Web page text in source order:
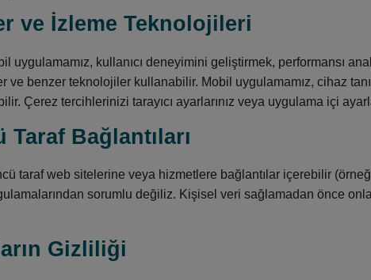
ve İzleme Teknolojileri
uygulamamız, kullanıcı deneyimini geliştirmek, performansı
ve benzer teknolojiler kullanabilir. Mobil uygulamamız, cihaz
Çerez tercihlerinizi tarayıcı ayarlarınız veya uygulama içi
Taraf Bağlantıları
taraf web sitelerine veya hizmetlere bağlantılar içerebilir
sorumlu değiliz. Kişisel veri sağlamadan önce
Gizliliği